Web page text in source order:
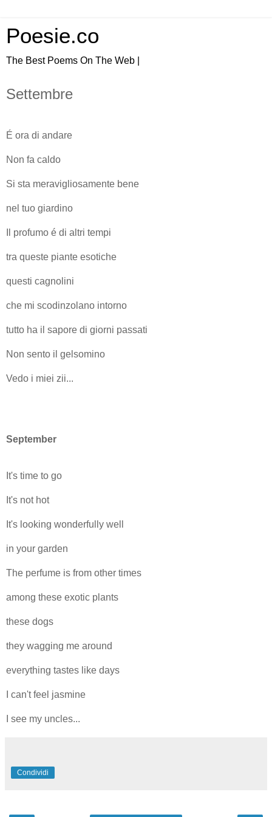
Poesie.co
The Best Poems On The Web |
Settembre
É ora di andare
Non fa caldo
Si sta meravigliosamente bene
nel tuo giardino
Il profumo é di altri tempi
tra queste piante esotiche
questi cagnolini
che mi scodinzolano intorno
tutto ha il sapore di giorni passati
Non sento il gelsomino
Vedo i miei zii...
September
It's time to go
It's not hot
It's looking wonderfully well
in your garden
The perfume is from other times
among these exotic plants
these dogs
they wagging me around
everything tastes like days
I can't feel jasmine
I see my uncles...
Condividi